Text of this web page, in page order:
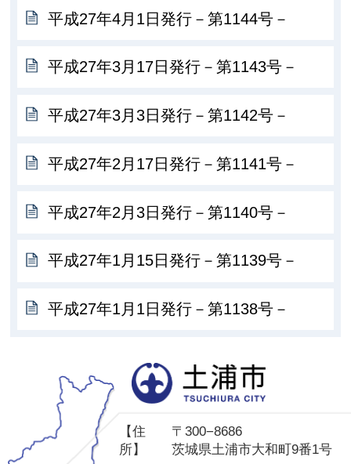
平成27年4月1日発行－第1144号－
平成27年3月17日発行－第1143号－
平成27年3月3日発行－第1142号－
平成27年2月17日発行－第1141号－
平成27年2月3日発行－第1140号－
平成27年1月15日発行－第1139号－
平成27年1月1日発行－第1138号－
【住
所】
〒300−8686
茨城県土浦市大和町9番1号